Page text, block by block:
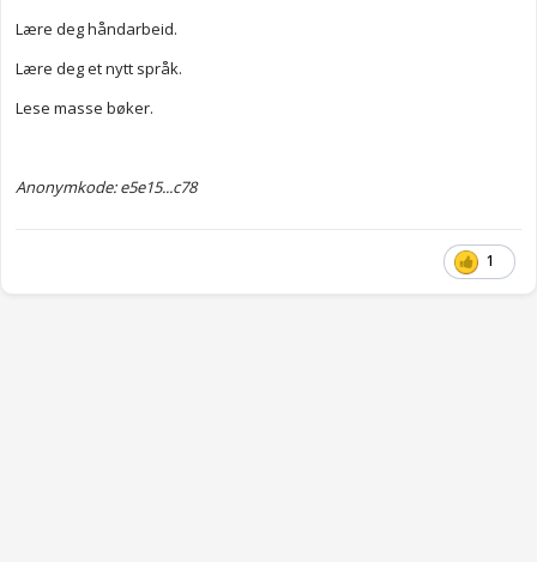
Lære deg håndarbeid.
Lære deg et nytt språk.
Lese masse bøker.
Anonymkode: e5e15...c78
1